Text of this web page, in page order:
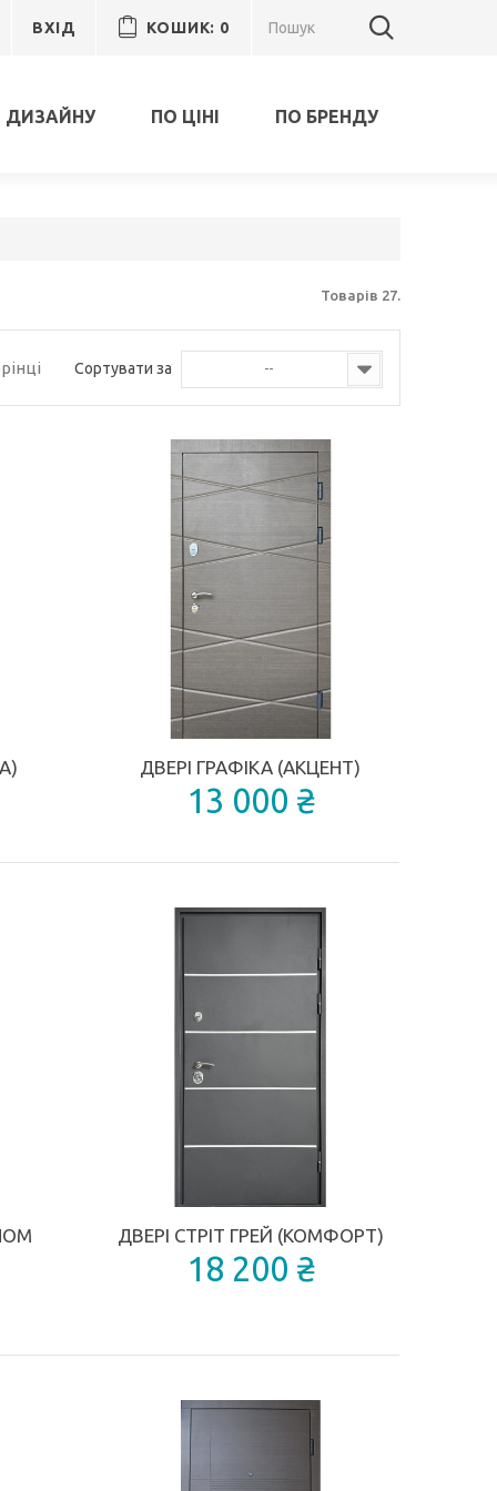
КОШИК: 0
ВХІД
ДИЗАЙНУ ПО ЦІНІ ПО БРЕНДУ
Товарів 27.
Сортувати за --
ДОДАТИ ДО ПОРІВНЯННЯ
ДВЕРІ ГРАФІКА (АКЦЕНТ)
13 000 ₴
ДВЕРІ СТРІТ ГРЕЙ (КОМФОРТ)
18 200 ₴